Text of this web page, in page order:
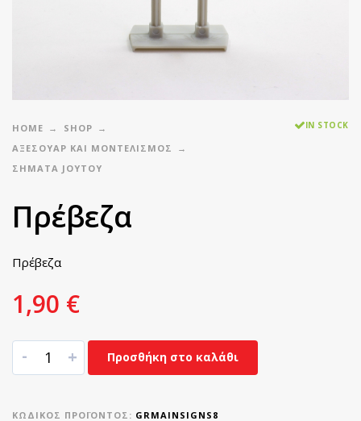
HOME
SHOP
ΑΞΕΣΟΥΑΡ ΚΑΙ ΜΟΝΤΕΛΙΣΜΟΣ
ΣΉΜΑΤΑ JOYTOY
IN STOCK
Πρέβεζα
Πρέβεζα
1,90 €
- + Προσθήκη στο καλάθι
ΚΩΔΙΚΌΣ ΠΡΟΪΌΝΤΟΣ: GRMAINSIGNS8